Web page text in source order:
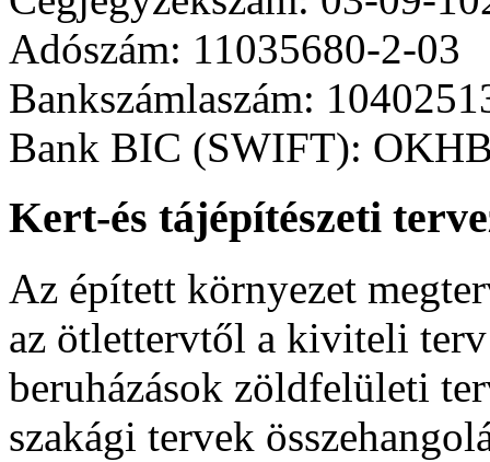
Az ívek hajlásszögében
ahogy az utcával
elnyújtott téglalap
burkolóanyag raszteres
létesülő udvarban
kihelyezésére nyílik
leghatékonyabb.
A sávok íves
követelményeinek
A telepítés 17 m széles
Adószám: 11035680-2-03
Bankszámlaszám:
Bank BIC (SWIFT):
Kert-és tájépítészeti
Az épített környezet
az ötlettervtől a kiviteli
beruházások zöldfelületi
szakági tervek